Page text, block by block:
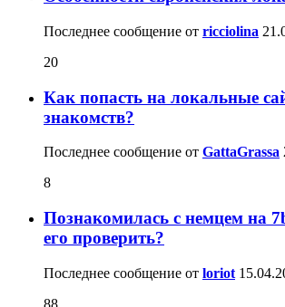
Последнее сообщение от ricciolina
20
Как попасть на локальные
знакомств?
Последнее сообщение от GattaGrassa
8
Познакомилась с немцем на
его проверить?
Последнее сообщение от loriot
88